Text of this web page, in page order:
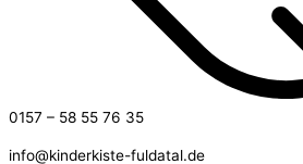
0157 – 58 55 76 35
info@kinderkiste-fuldatal.de